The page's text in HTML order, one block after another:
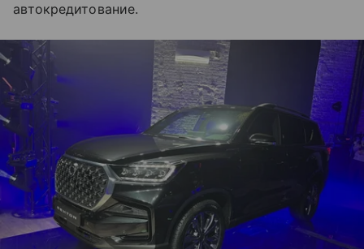
автокредитование.